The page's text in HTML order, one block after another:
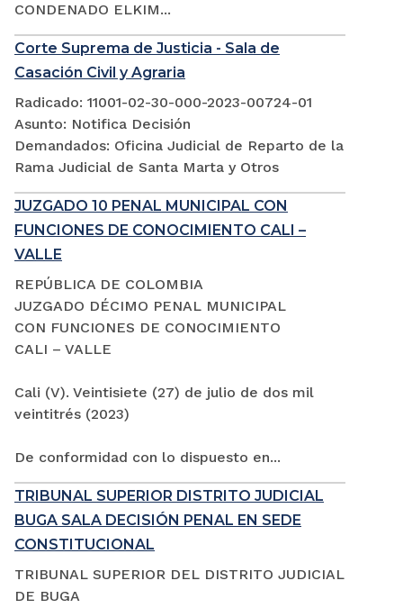
CONDENADO ELKIM...
Corte Suprema de Justicia - Sala de
Casación Civil y Agraria
Radicado: 11001-02-30-000-2023-00724-01
Asunto: Notifica Decisión
Demandados: Oficina Judicial de Reparto de la
Rama Judicial de Santa Marta y Otros
JUZGADO 10 PENAL MUNICIPAL CON
FUNCIONES DE CONOCIMIENTO CALI –
VALLE
REPÚBLICA DE COLOMBIA
JUZGADO DÉCIMO PENAL MUNICIPAL
CON FUNCIONES DE CONOCIMIENTO
CALI – VALLE
Cali (V). Veintisiete (27) de julio de dos mil
veintitrés (2023)
De conformidad con lo dispuesto en...
TRIBUNAL SUPERIOR DISTRITO JUDICIAL
BUGA SALA DECISIÓN PENAL EN SEDE
CONSTITUCIONAL
TRIBUNAL SUPERIOR DEL DISTRITO JUDICIAL
DE BUGA